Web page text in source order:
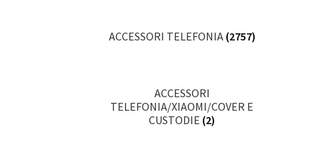
ACCESSORI TELEFONIA (2757)
ACCESSORI
TELEFONIA/XIAOMI/COVER E
CUSTODIE (2)